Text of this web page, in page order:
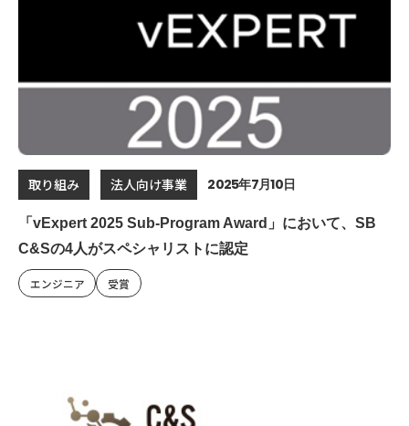
取り組み 法人向け事業 2025年7月10日
「vExpert 2025 Sub-Program Award」において、SB
C&Sの4人がスペシャリストに認定
エンジニア 受賞